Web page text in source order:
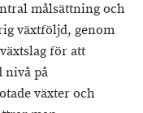
målsättning och
växtföljd, genom
för att
nivå på
växter och